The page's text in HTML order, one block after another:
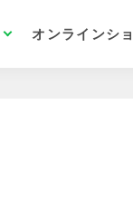
オンラインシ